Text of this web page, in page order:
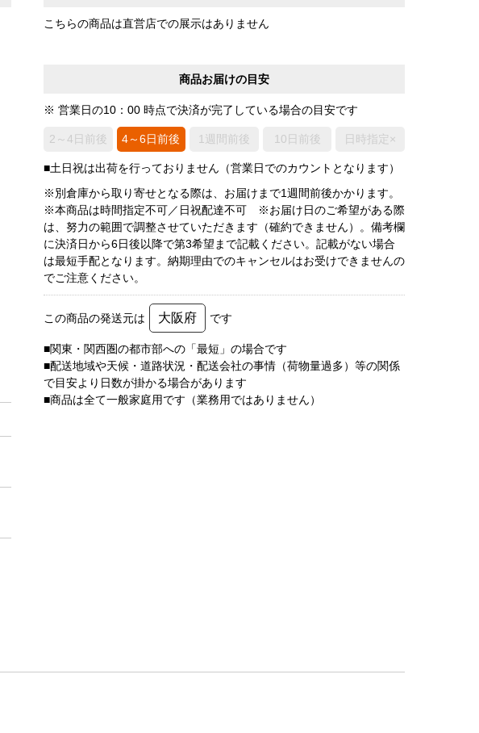
こちらの商品は直営店での展示はありません
商品お届けの目安
※ 営業日の10：00 時点で決済が完了している場合の目安です
2～4日前後 4～6日前後 1週間前後 10日前後 日時指定×
■土日祝は出荷を行っておりません（営業日でのカウントとなります）
※別倉庫から取り寄せとなる際は、お届けまで1週間前後かかります。
※本商品は時間指定不可／日祝配達不可 ※お届け日のご希望がある際
は、努力の範囲で調整させていただきます（確約できません）。備考欄
に決済日から6日後以降で第3希望まで記載ください。記載がない場合
は最短手配となります。納期理由でのキャンセルはお受けできませんの
でご注意ください。
この商品の発送元は 大阪府 です
■関東・関西圏の都市部への「最短」の場合です
■配送地域や天候・道路状況・配送会社の事情（荷物量過多）等の関係
で目安より日数が掛かる場合があります
■商品は全て一般家庭用です（業務用ではありません）